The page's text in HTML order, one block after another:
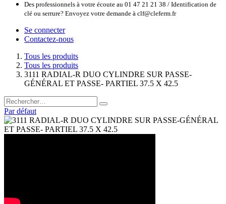
Des professionnels à votre écoute au 01 47 21 21 38 / Identification de
clé ou serrure? Envoyez votre demande à clf@cleferm.fr
Se connecter
Contactez-nous
Tous les produits
Tous les produits
3111 RADIAL-R DUO CYLINDRE SUR PASSE-
GÉNÉRAL ET PASSE- PARTIEL 37.5 X 42.5
Par défaut